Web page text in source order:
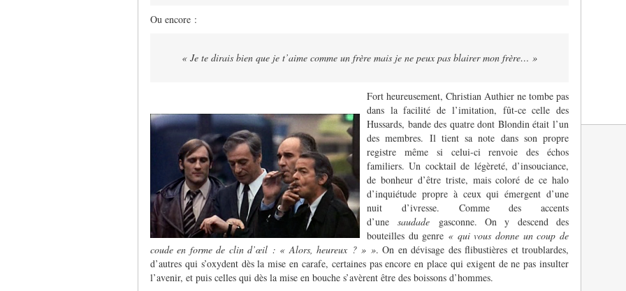
Ou encore :
« Je te dirais bien que je t’aime comme un frère mais je ne peux pas blairer mon frère… »
Fort heureusement, Christian Authier ne tombe pas
dans la facilité de l’imitation, fût-ce celle des
Hussards, bande des quatre dont Blondin était l’un
des membres. Il tient sa note dans son propre
registre même si celui-ci renvoie des échos
familiers. Un cocktail de légèreté, d’insouciance,
de bonheur d’être triste, mais coloré de ce halo
d’inquiétude propre à ceux qui émergent d’une
nuit d’ivresse. Comme des accents
d’unesaudade gasconne. On y descend des
bouteilles du genre « qui vous donne un coup de
coude en forme de clin d’œil : « Alors, heureux ? » ». On en dévisage des flibustières et troublardes,
d’autres qui s’oxydent dès la mise en carafe, certaines pas encore en place qui exigent de ne pas insulter
l’avenir, et puis celles qui dès la mise en bouche s’avèrent être des boissons d’hommes.